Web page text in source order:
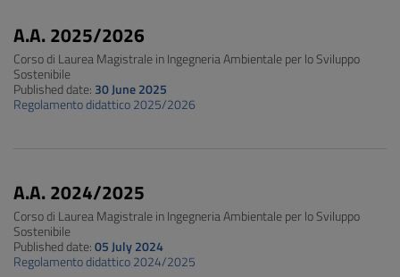
A.A. 2025/2026
Corso di Laurea Magistrale in Ingegneria Ambientale per lo Sviluppo
Sostenibile
Published date: 30 June 2025
Regolamento didattico 2025/2026
A.A. 2024/2025
Corso di Laurea Magistrale in Ingegneria Ambientale per lo Sviluppo
Sostenibile
Published date:05 July 2024
Regolamento didattico 2024/2025